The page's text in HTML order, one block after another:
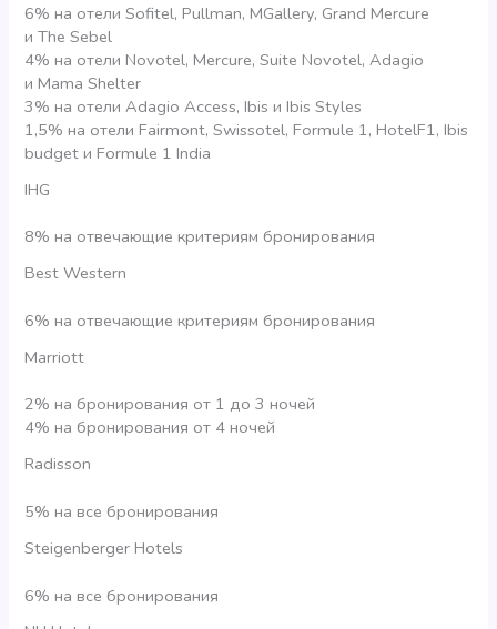
6% на отели Sofitel, Pullman, MGallery, Grand Mercure
и The Sebel
4% на отели Novotel, Mercure, Suite Novotel, Adagio
и Mama Shelter
3% на отели Adagio Access, Ibis и Ibis Styles
1,5% на отели Fairmont, Swissotel, Formule 1, HotelF1, Ibis
budget и Formule 1 India
IHG
8% на отвечающие критериям бронирования
Best Western
6% на отвечающие критериям бронирования
Marriott
2% на бронирования от 1 до 3 ночей
4% на бронирования от 4 ночей
Radisson
5% на все бронирования
Steigenberger Hotels
6% на все бронирования